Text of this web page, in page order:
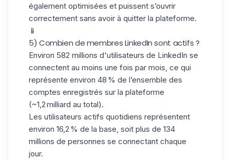
également optimisées et puissent s’ouvrir
correctement sans avoir à quitter la plateforme.
📱
5) Combien de membres LinkedIn sont actifs ?
Environ 582 millions d'utilisateurs de LinkedIn se
connectent au moins une fois par mois, ce qui
représente environ 48 % de l’ensemble des
comptes enregistrés sur la plateforme
(~1,2 milliard au total).
Les utilisateurs actifs quotidiens représentent
environ 16,2 % de la base, soit plus de 134
millions de personnes se connectant chaque
jour.